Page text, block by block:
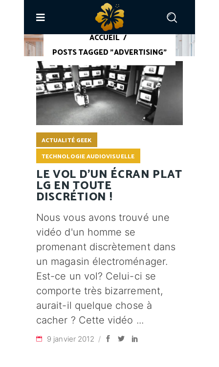
ACCUEIL /
POSTS TAGGED "ADVERTISING"
ACTUALITÉ GEEK
TECHNOLOGIE AUDIOVISUELLE
LE VOL D'UN ÉCRAN PLAT
LG EN TOUTE
DISCRÉTION !
Nous vous avons trouvé une
vidéo d'un homme se
promenant discrètement dans
un magasin électroménager.
Est-ce un vol? Celui-ci se
comporte très bizarrement,
aurait-il quelque chose à
cacher ? Cette vidéo
9 janvier 2012